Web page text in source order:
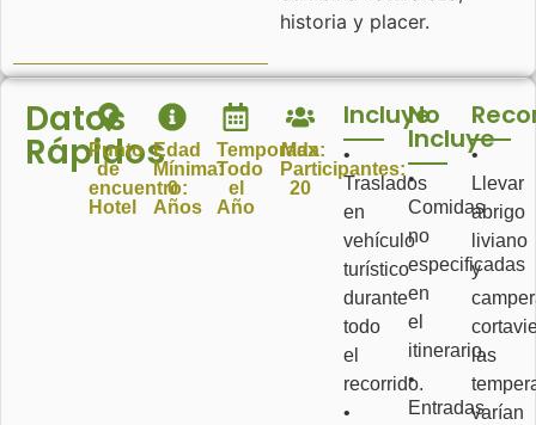
historia y placer.
Datos
Rápidos
Punto
de
encuentro:
Hotel
Edad
Mínima:
0
Años
Temporada:
Todo
el
Año
Max
Participantes:
20
Incluye
•
Traslados
en
vehículo
turístico
durante
todo
el
recorrido.
•
No
Incluye
•
Comidas
no
especificadas
en
el
itinerario.
•
Entradas
•
Llevar
abrigo
liviano
y
las
varían